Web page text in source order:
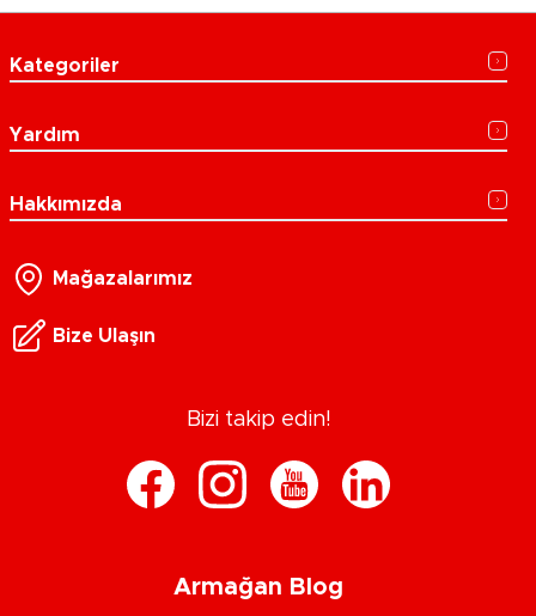
Kategoriler
Yardım
Hakkımızda
Mağazalarımız
Bize Ulaşın
Bizi takip edin!
Armağan Blog